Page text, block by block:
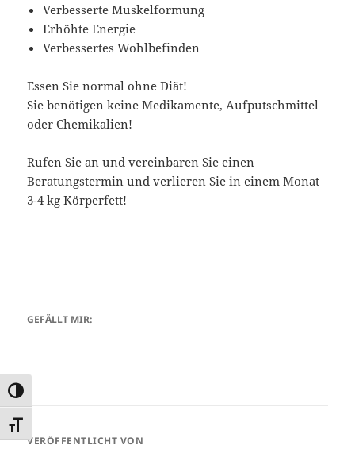
UMSCHALTEN AUF HOHE KONTRASTE
SCHRIFT VERGRÖSSERN
Verbesserte Muskelformung
Erhöhte Energie
Verbessertes Wohlbefinden
Essen Sie normal ohne Diät!
Sie benötigen keine Medikamente, Aufputschmittel
oder Chemikalien!
Rufen Sie an und vereinbaren Sie einen
Beratungstermin und verlieren Sie in einem Monat
3-4 kg Körperfett!
GEFÄLLT MIR:
VERÖFFENTLICHT VON